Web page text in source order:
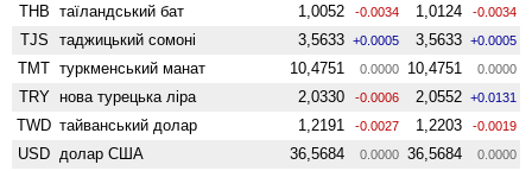
THB таїландський бат 1,0052 -0.0034 1,0124 -0.0034
TJS таджицький сомоні 3,5633 +0.0005 3,5633 +0.0005
TMT туркменський манат 10,4751 0.0000 10,4751 0.0000
TRY нова турецька ліра 2,0330 -0.0006 2,0552 +0.0131
TWD тайванський долар 1,2191 -0.0027 1,2203 -0.0019
USD долар США 36,5684 0.0000 36,5684 0.0000